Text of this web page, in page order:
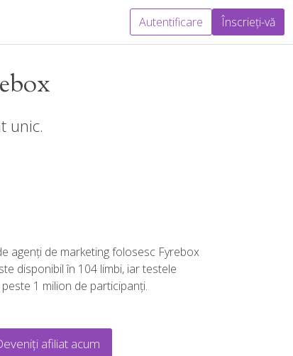
Autentificare Înscrieți-vă
unic.
agenți de marketing folosesc Fyrebox
disponibil în 104 limbi, iar testele
1 milion de participanți.
afiliat acum